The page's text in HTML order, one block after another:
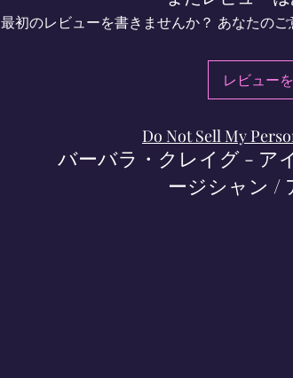
最初のレビューを書きませんか？ あなたのご
レビュー
バーバラ・クレイグ - ア
ージシャン /
Do Not Sell My